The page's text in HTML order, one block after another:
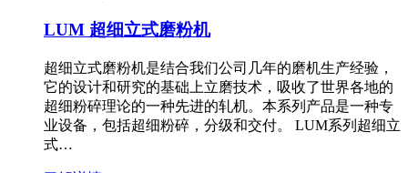
LUM 超细立式磨粉机
超细立式磨粉机是结合我们公司几年的磨机生产经验，
它的设计和研究的基础上立磨技术，吸收了世界各地的
超细粉碎理论的一种先进的轧机。本系列产品是一种专
业设备，包括超细粉碎，分级和交付。 LUM系列超细立
式…